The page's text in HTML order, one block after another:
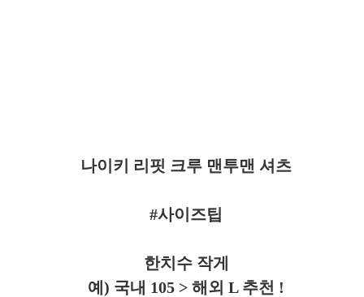
나이키 리핏 크루 맨투맨 셔츠
#사이즈팁
한치수 작게
예) 국내 105 > 해외 L 추천 !